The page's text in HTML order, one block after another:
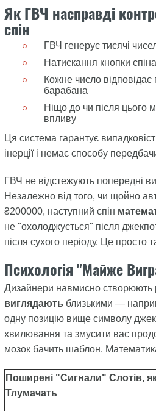
Як ГВЧ насправді
спін
ГВЧ генерує тисячі
Натискання кнопки
Кожне число
барабана
Ніщо до чи після цього
впливу
Ця система гарантує
інерції і немає способу
ГВЧ не відстежують попередні
Незалежно від того, чи щойно
₴200000, наступний спін
не "охолоджується" після
після сухого періоду. Це просто
Психологія "Майже
Дизайнери навмисно створюють
виглядають близькими —
одну позицію вище символу
хвилювання та змусити вас
мозок бачить шаблон.
Поширені "Сигнали" Слотів,
Тлумачать